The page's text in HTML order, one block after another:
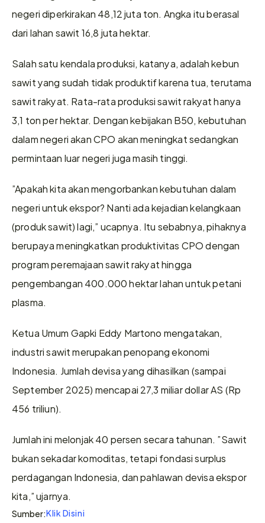
negeri diperkirakan 48,12 juta ton. Angka itu berasal
dari lahan sawit 16,8 juta hektar.
Salah satu kendala produksi, katanya, adalah kebun
sawit yang sudah tidak produktif karena tua, terutama
sawit rakyat. Rata-rata produksi sawit rakyat hanya
3,1 ton per hektar. Dengan kebijakan B50, kebutuhan
dalam negeri akan CPO akan meningkat sedangkan
permintaan luar negeri juga masih tinggi.
”Apakah kita akan mengorbankan kebutuhan dalam
negeri untuk ekspor? Nanti ada kejadian kelangkaan
(produk sawit) lagi,” ucapnya. Itu sebabnya, pihaknya
berupaya meningkatkan produktivitas CPO dengan
program peremajaan sawit rakyat hingga
pengembangan 400.000 hektar lahan untuk petani
plasma.
Ketua Umum Gapki Eddy Martono mengatakan,
industri sawit merupakan penopang ekonomi
Indonesia. Jumlah devisa yang dihasilkan (sampai
September 2025) mencapai 27,3 miliar dollar AS (Rp
456 triliun).
Jumlah ini melonjak 40 persen secara tahunan. ”Sawit
bukan sekadar komoditas, tetapi fondasi surplus
perdagangan Indonesia, dan pahlawan devisa ekspor
kita,” ujarnya.
Sumber:Klik Disini